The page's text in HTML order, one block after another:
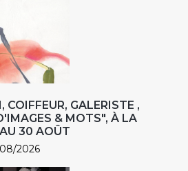
GALERISTE ,
& MOTS", À LA
30 AOÛT
2026